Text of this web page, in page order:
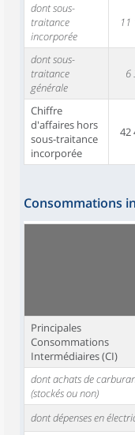
dont sous-
traitance
incorporée
11
dont sous-
traitance
générale
6
Chiffre
d'affaires hors
sous-traitance
incorporée
42
Consommations
Principales
Consommations
Intermédiaires (CI)
dont achats de
(stockés ou non)
dont dépenses en